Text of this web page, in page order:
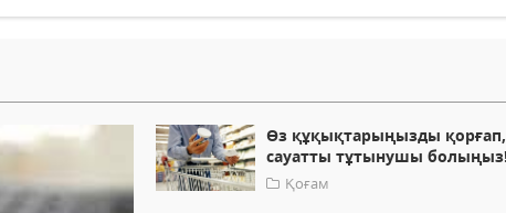
Өз құқықтарыңызды қорғап,
сауатты тұтынушы
Қоғам